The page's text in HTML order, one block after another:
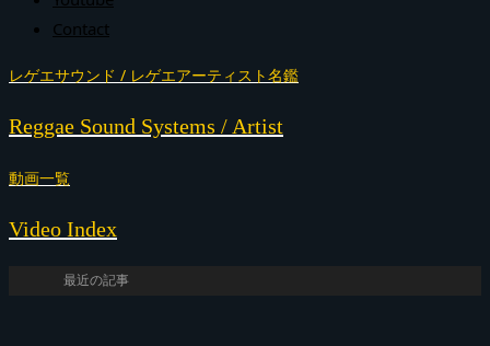
Contact
レゲエサウンド / レゲエアーティスト名鑑
Reggae Sound Systems / Artist
動画一覧
Video Index
最近の記事